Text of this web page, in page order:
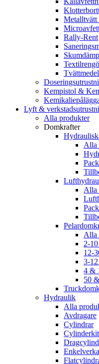
Metalltvätt
Rally-Rent
Tvättmedel
Kempistol &
Lyft &
Alla produkter
Domkrafter
Alla
Alla
Alla
2-
12-
3-
4 &
50
Hydraulik
Alla
Avdragare
Cylindrar
Cylinderkit